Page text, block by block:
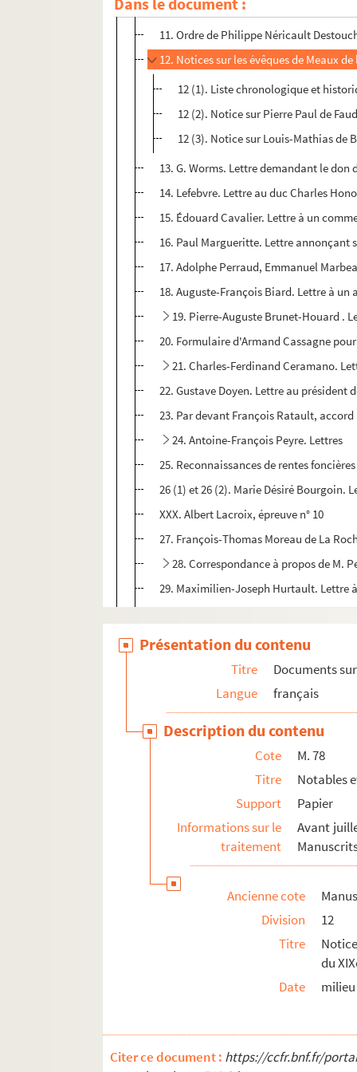
10. Jean-Antoine Alavoine. Rapport au
11. Ordre de Philippe Néricault
12. Notices sur les évêques de Meaux
12 (1). Liste chronologique et
12 (2). Notice sur Pierre Paul de
12 (3). Notice sur Louis-Mathias de
13. G. Worms. Lettre demandant le
14. Lefebvre. Lettre au duc Charles
15. Édouard Cavalier. Lettre à un
16. Paul Margueritte. Lettre
17. Adolphe Perraud, Emmanuel
18. Auguste-François Biard. Lettre à un
19. Pierre-Auguste Brunet-Houard .
20. Formulaire d'Armand Cassagne
21. Charles-Ferdinand Ceramano.
22. Gustave Doyen. Lettre au président
23. Par devant François Ratault,
24. Antoine-François Peyre. Lettres
25. Reconnaissances de rentes
26 (1) et 26 (2). Marie Désiré Bourgoin.
XXX. Albert Lacroix, épreuve n° 10
27. François-Thomas Moreau de La
28. Correspondance à propos de M.
29. Maximilien-Joseph Hurtault. Lettre
31. Jean-Baptiste Colbert. Lettre à M.
32. Jules Pasdeloup. Lettre à M.
M. 88. André Pierre Desforges. L'office de
M. 90. Jacques Chaumette. La vie de
M. 96. Jean Élie. Dissertation où l'on
M. 116. Mémoire et état de tous les lettres
M. 127. Arrêts d'Alexandre-François de
M. 146. Acte concernant Charles de Boumet
M. 159. Sensuyt la vie de monsieur sainct
Manuscrits sur le département du Doubs
Manuscrits sur le département de l'Orne
Manuscrits sur l'intendance de Paris
M. 132. Lettres adressées à l'hôtel de
Présentation du contenu
Titre
Documents
Langue
français
Description du contenu
Cote
M. 78
Titre
Notables
Support
Papier
Informations sur le
traitement
Avant
Ancienne cote
Division
12
Titre
du
Date
milieu
Citer ce document : https://ccfr.bnf.fr/